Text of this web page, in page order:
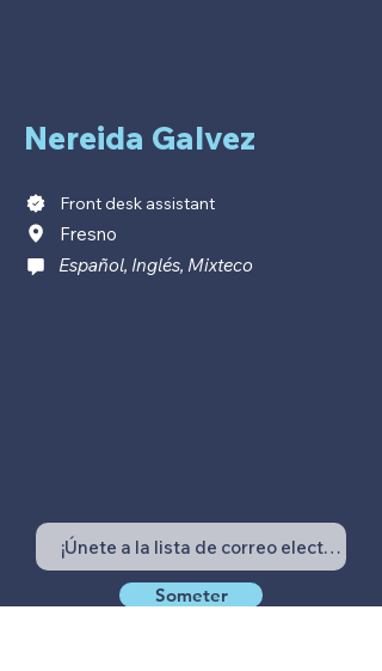
Nereida Galvez
Front desk assistant
Fresno
Español, Inglés, Mixteco
Someter